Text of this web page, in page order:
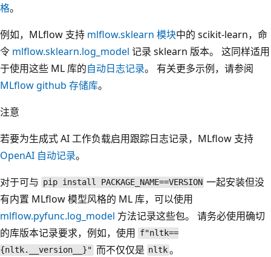
格。
例如，MLflow 支持 mlflow.sklearn 模块中的 scikit-learn，命
令 mlflow.sklearn.log_model 记录 sklearn 版本。 这同样适用
于使用这些 ML 库的自动日志记录。 有关更多示例，请参阅
MLflow github 存储库。
注意
若要为生成式 AI 工作负载启用跟踪日志记录，MLflow 支持
OpenAI 自动记录。
对于可与 pip install PACKAGE_NAME==VERSION 一起安装但没
有内置 MLflow 模型风格的 ML 库，可以使用
mlflow.pyfunc.log_model 方法记录这些包。 请务必使用确切
的库版本记录要求，例如，使用 f"nltk==
{nltk.__version__}" 而不仅仅是 nltk。